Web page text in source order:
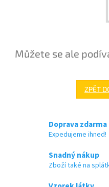
Můžete se ale
ZPĚT
Doprava zdarma
Expedujeme ihned!
Snadný nákup
Zboží také na